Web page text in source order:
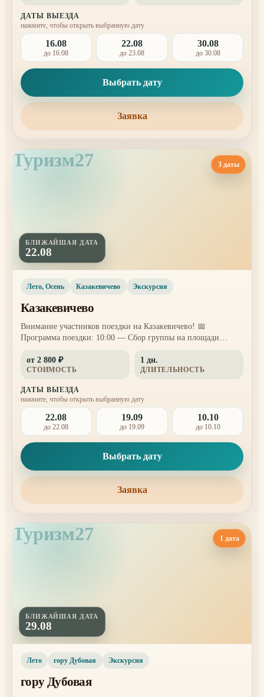
ДАТЫ ВЫЕЗДА
нажмите, чтобы открыть выбранную дату
16.08
до 16.08
22.08
до 23.08
30.08
до 30.08
Выбрать дату
Заявка
Туризм27
БЛИЖАЙШАЯ ДАТА
22.08
3 даты
Лето, Осень Казакевичево Экскурсия
Казакевичево
Внимание участников поездки на Казакевичево! 📅
Программа поездки: 10:00 — Сбор группы на площади
~11:00 — Прибытие в Казакевичево. Посещение музея
истории села, историческая справка, прогулка по посёлку и
Казакеви...
от 2 800 ₽
СТОИМОСТЬ
1 дн.
ДЛИТЕЛЬНОСТЬ
ДАТЫ ВЫЕЗДА
нажмите, чтобы открыть выбранную дату
22.08
до 22.08
19.09
до 19.09
10.10
до 10.10
Выбрать дату
Заявка
Туризм27
БЛИЖАЙШАЯ ДАТА
29.08
1 дата
Лето гору Дубовая Экскурсия
гору Дубовая